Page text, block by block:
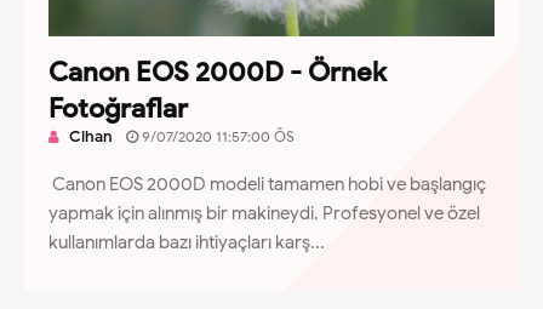
Canon EOS 2000D - Örnek
Fotoğraflar
Cihan 9/07/2020 11:57:00 ÖS
Canon EOS 2000D modeli tamamen hobi ve başlangıç
yapmak için alınmış bir makineydi. Profesyonel ve özel
kullanımlarda bazı ihtiyaçları karş...